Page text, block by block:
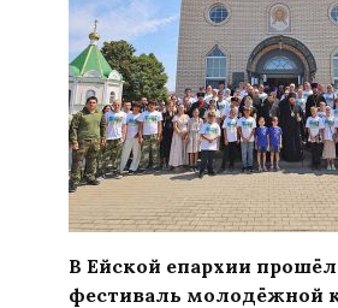
В Ейской епархии
фестиваль молодёжной